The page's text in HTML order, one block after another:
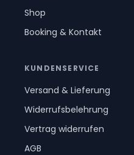
Shop
Booking & Kontakt
KUNDENSERVICE
Versand & Lieferung
Widerrufsbelehrung
Vertrag widerrufen
AGB